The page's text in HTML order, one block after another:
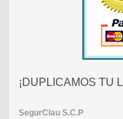
¡DUPLICAMOS TU
SegurClau S.C.P